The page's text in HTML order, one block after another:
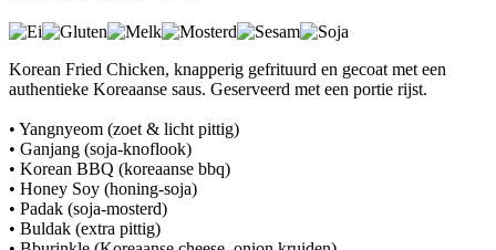
Korean Fried Chicken, knapperig gefrituurd en gecoat met een
authentieke Koreaanse saus. Geserveerd met een portie rijst.
• Yangnyeom (zoet & licht pittig)
• Ganjang (soja-knoflook)
• Korean BBQ (koreaanse bbq)
• Honey Soy (honing-soja)
• Padak (soja-mosterd)
• Buldak (extra pittig)